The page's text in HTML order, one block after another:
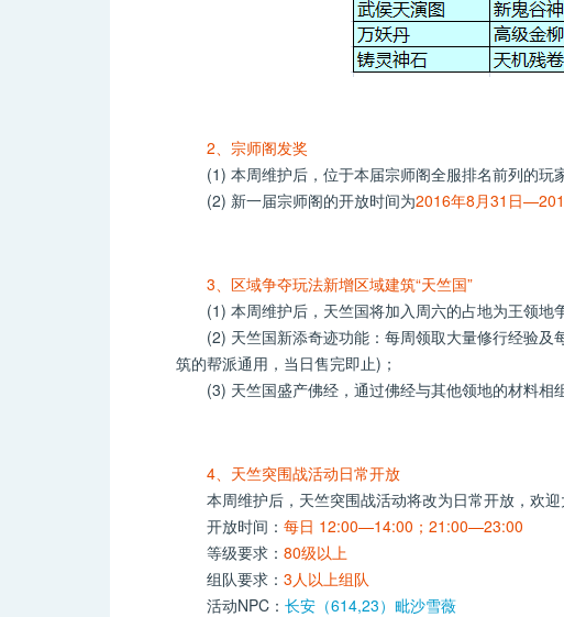
2、宗师阁发奖
(1) 本周维护后，位于本届宗师阁全服排名前列的玩
(2) 新一届宗师阁的开放时间为2016年8月31日
3、区域争夺玩法新增区域建筑“天竺国”
(1) 本周维护后，天竺国将加入周六的占地为王领地
(2) 天竺国新添奇迹功能：每周领取大量修行经验及
筑的帮派通用，当日售完即止)；
(3) 天竺国盛产佛经，通过佛经与其他领地的材料相
4、天竺突围战活动日常开放
本周维护后，天竺突围战活动将改为日常开放，欢迎
开放时间： 每日 12:00—14:00；21:00—23:00
等级要求： 80级以上
组队要求： 3人以上组队
活动NPC： 长安（614,23）毗沙雪薇